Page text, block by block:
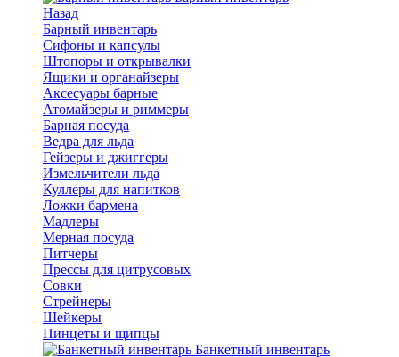
Назад
Барный инвентарь
Сифоны и капсулы
Штопоры и открывалки
Ящики и органайзеры
Аксесуары барные
Атомайзеры и риммеры
Барная посуда
Ведра для льда
Гейзеры и джиггеры
Измельчители льда
Куллеры для напитков
Ложки бармена
Мадлеры
Мерная посуда
Питчеры
Прессы для цитрусовых
Совки
Стрейнеры
Шейкеры
Пинцеты и щипцы
Банкетный инвентарь